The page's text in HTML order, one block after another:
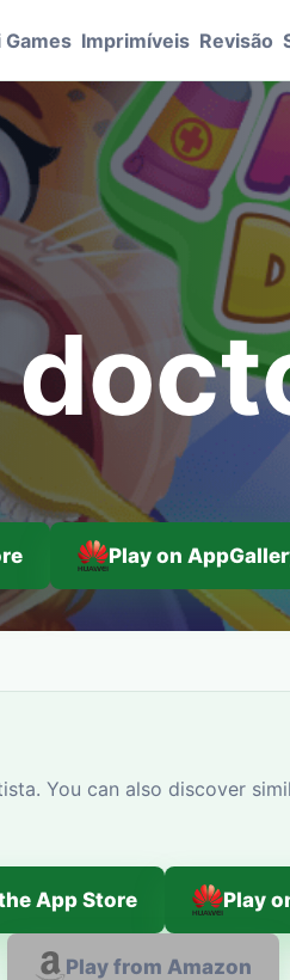
Games Imprimíveis Revisão
Play on
You can also discover
App Store Play
Play from Amazon